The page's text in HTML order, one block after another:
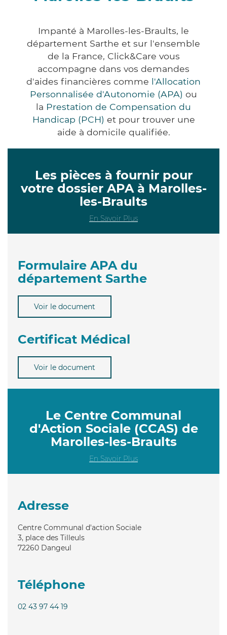
Impanté à Marolles-les-Braults, le
département Sarthe et sur l'ensemble
de la France, Click&Care vous
accompagne dans vos demandes
d'aides financières comme l'Allocation
Personnalisée d'Autonomie (APA) ou
la Prestation de Compensation du
Handicap (PCH) et pour trouver une
aide à domicile qualifiée.
Les pièces à fournir pour
votre dossier APA à Marolles-
les-Braults
En Savoir Plus
Formulaire APA du
département Sarthe
Voir le document
Certificat Médical
Voir le document
Le Centre Communal
d'Action Sociale (CCAS) de
Marolles-les-Braults
En Savoir Plus
Adresse
Centre Communal d'action Sociale
3, place des Tilleuls
72260 Dangeul
Téléphone
02 43 97 44 19